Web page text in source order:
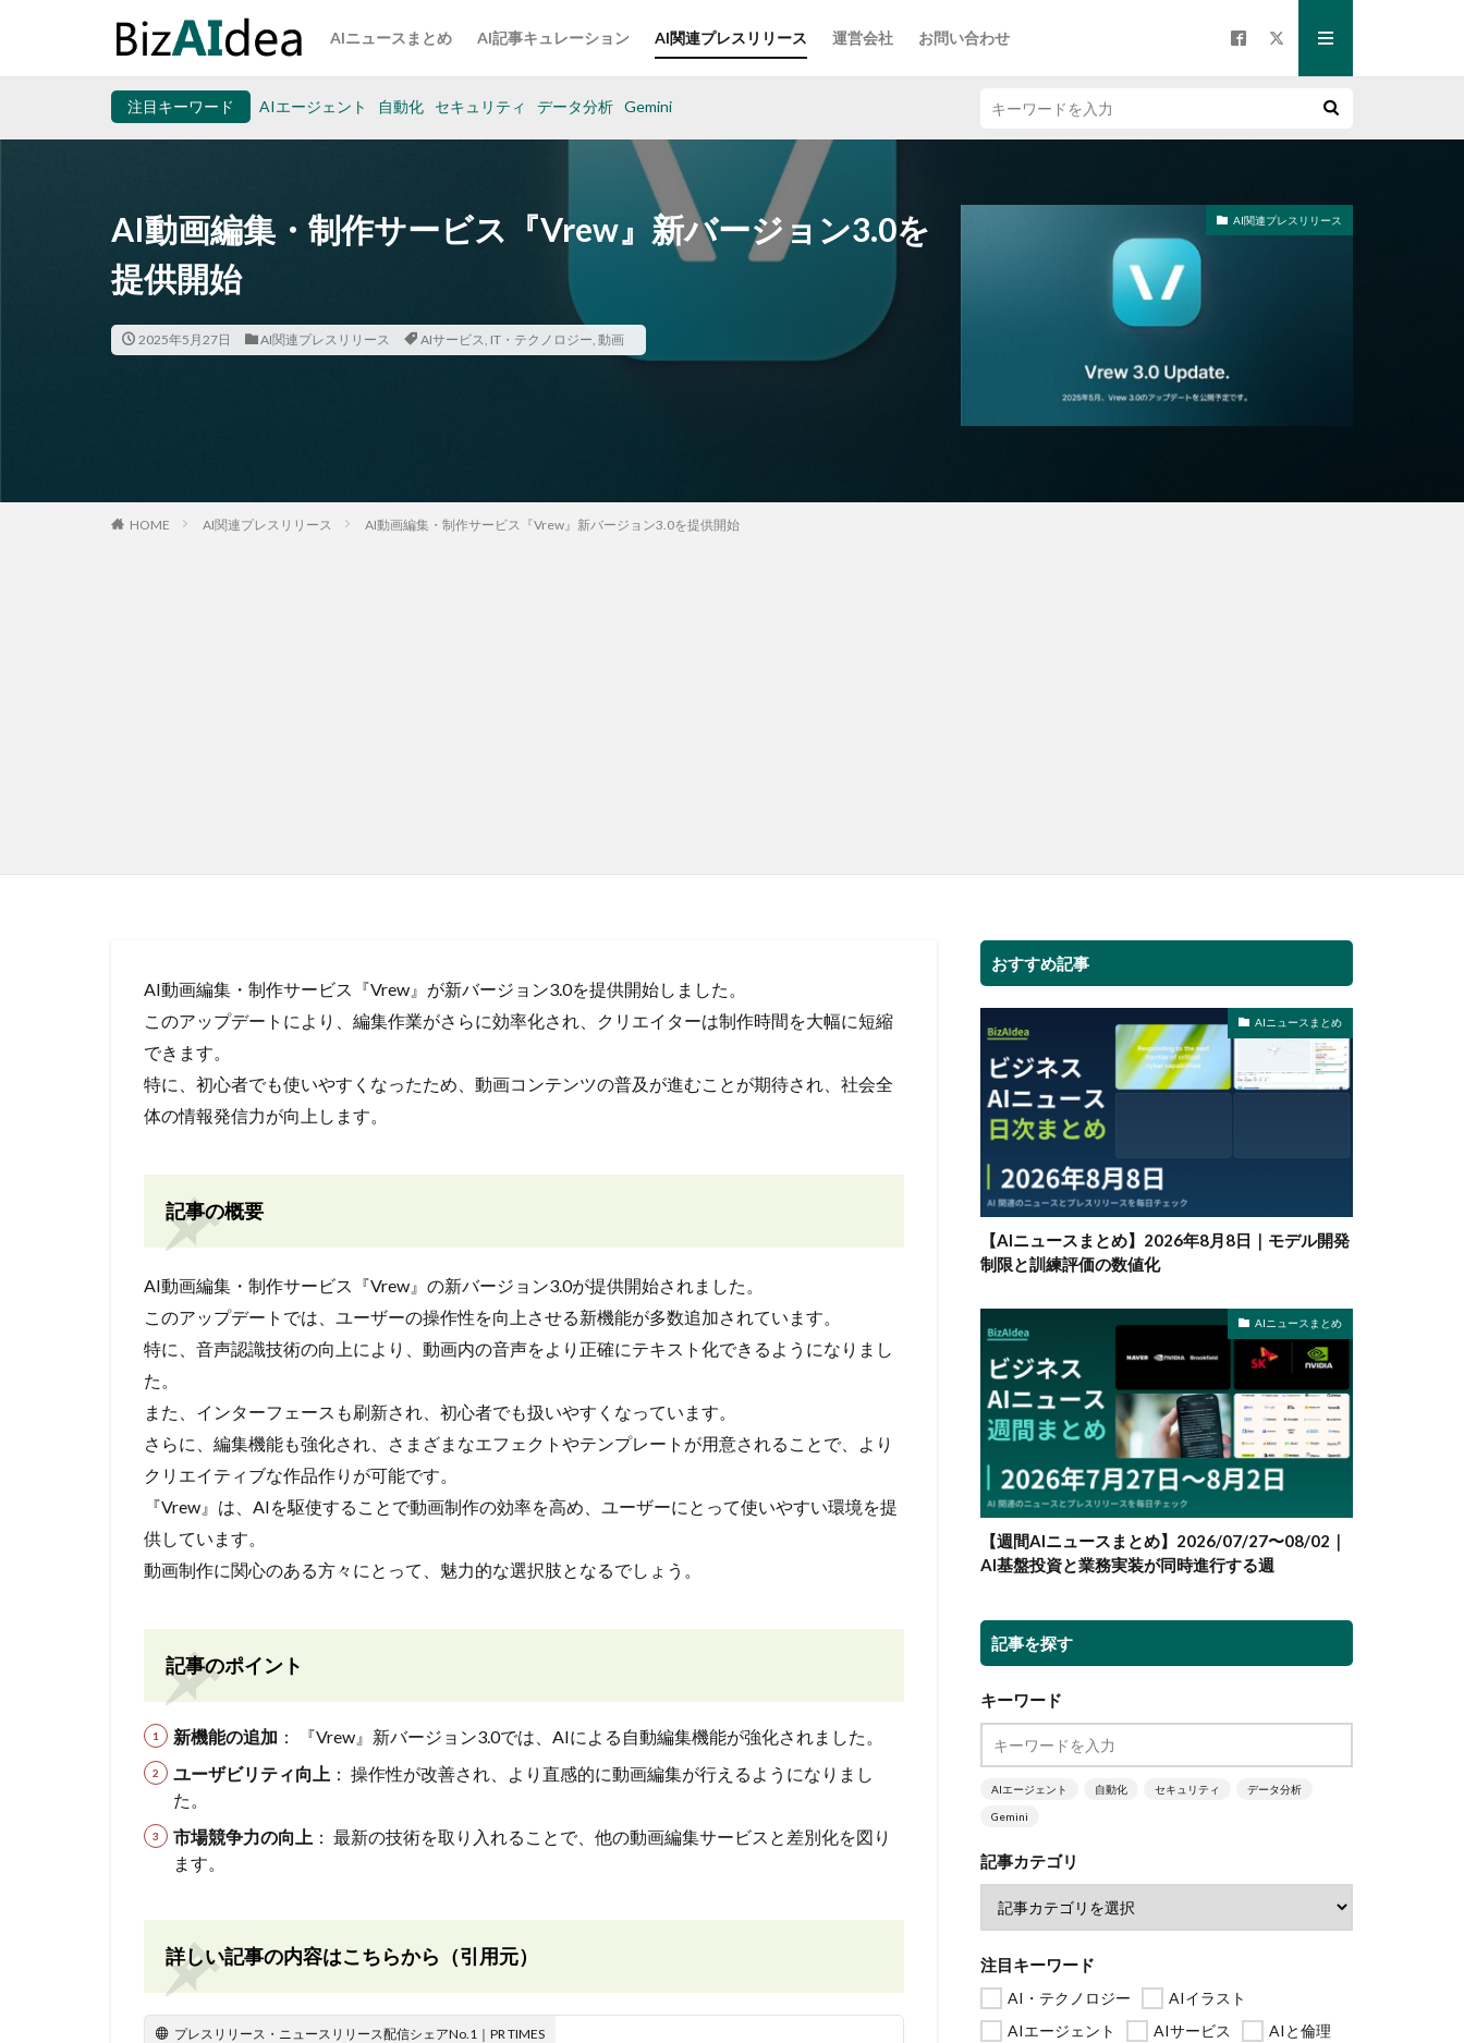
AIニュースまとめ AI記事キュレーション AI関連プレスリリース 運営会社 お問い合わせ
注目キーワード AIエージェント 自動化 セキュリティ データ分析 Gemini
AI動画編集・制作サービス『Vrew』新バージョン3.0を
提供開始
2025年5月27日 AI関連プレスリリース AIサービス, IT・テクノロジー, 動画
AI関連プレスリリース
HOME AI関連プレスリリース AI動画編集・制作サービス『Vrew』新バージョン3.0を提供開始
AI動画編集・制作サービス『Vrew』が新バージョン3.0を提供開始しました。
このアップデートにより、編集作業がさらに効率化され、クリエイターは制作時間を大幅に短縮
できます。
特に、初心者でも使いやすくなったため、動画コンテンツの普及が進むことが期待され、社会全
体の情報発信力が向上します。
記事の概要
AI動画編集・制作サービス『Vrew』の新バージョン3.0が提供開始されました。
このアップデートでは、ユーザーの操作性を向上させる新機能が多数追加されています。
特に、音声認識技術の向上により、動画内の音声をより正確にテキスト化できるようになりまし
た。
また、インターフェースも刷新され、初心者でも扱いやすくなっています。
さらに、編集機能も強化され、さまざまなエフェクトやテンプレートが用意されることで、より
クリエイティブな作品作りが可能です。
『Vrew』は、AIを駆使することで動画制作の効率を高め、ユーザーにとって使いやすい環境を提
供しています。
動画制作に関心のある方々にとって、魅力的な選択肢となるでしょう。
記事のポイント
新機能の追加 ： 『Vrew』新バージョン3.0では、AIによる自動編集機能が強化されました。
ユーザビリティ向上 ： 操作性が改善され、より直感的に動画編集が行えるようになりまし
た。
市場競争力の向上 ： 最新の技術を取り入れることで、他の動画編集サービスと差別化を図り
ます。
詳しい記事の内容はこちらから（引用元）
プレスリリース・ニュースリリース配信シェアNo.1｜PR TIMES
おすすめ記事
AIニュースまとめ
【AIニュースまとめ】2026年8月8日｜モデル開発
制限と訓練評価の数値化
AIニュースまとめ
【週間AIニュースまとめ】2026/07/27〜08/02｜
AI基盤投資と業務実装が同時進行する週
記事を探す
キーワード
AIエージェント 自動化 セキュリティ データ分析
Gemini
記事カテゴリ
注目キーワード
AI・テクノロジー
AIイラスト
AIエージェント
AIサービス
AIと倫理